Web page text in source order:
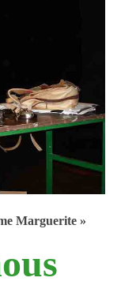
Marguerite »